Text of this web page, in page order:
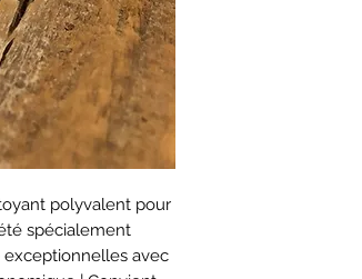
polyvalent pour
spécialement
avec